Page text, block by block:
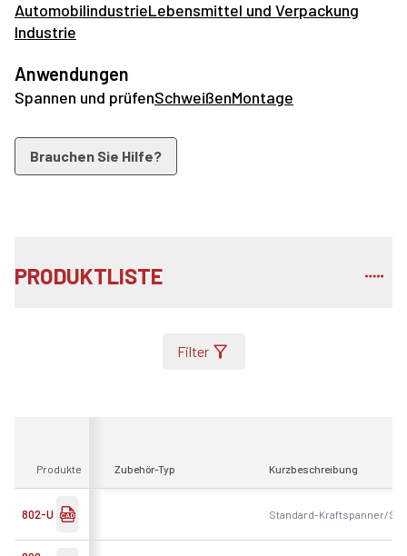
AutomobilindustrieLebensmittel und Verpackung
Industrie
Anwendungen
Spannen und prüfenSchweißenMontage
Brauchen Sie Hilfe?
PRODUKTLISTE
Filter
Produkte Zubehör-Typ Kurzbeschreibung
802-U Standard-Kraftspanner/